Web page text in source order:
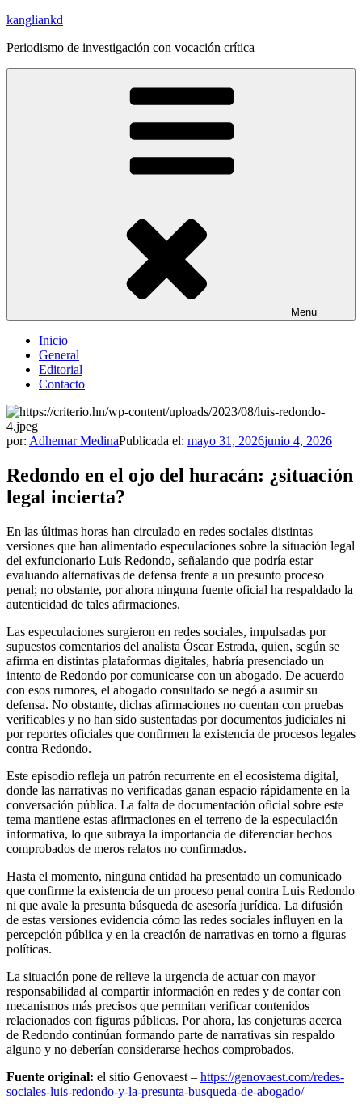
Saltar
contenido
kangliankd
Periodismo de investigación con vocación crítica
Menú
Inicio
General
Editorial
Contacto
por: Adhemar MedinaPublicada el: mayo 31, 2026junio 4, 2026
Redondo en el ojo del huracán: ¿situación
legal incierta?
En las últimas horas han circulado en redes sociales distintas
versiones que han alimentado especulaciones sobre la situación legal
del exfuncionario Luis Redondo, señalando que podría estar
evaluando alternativas de defensa frente a un presunto proceso
penal; no obstante, por ahora ninguna fuente oficial ha respaldado la
autenticidad de tales afirmaciones.
Las especulaciones surgieron en redes sociales, impulsadas por
supuestos comentarios del analista Óscar Estrada, quien, según se
afirma en distintas plataformas digitales, habría presenciado un
intento de Redondo por comunicarse con un abogado. De acuerdo
con esos rumores, el abogado consultado se negó a asumir su
defensa. No obstante, dichas afirmaciones no cuentan con pruebas
verificables y no han sido sustentadas por documentos judiciales ni
por reportes oficiales que confirmen la existencia de procesos legales
contra Redondo.
Este episodio refleja un patrón recurrente en el ecosistema digital,
donde las narrativas no verificadas ganan espacio rápidamente en la
conversación pública. La falta de documentación oficial sobre este
tema mantiene estas afirmaciones en el terreno de la especulación
informativa, lo que subraya la importancia de diferenciar hechos
comprobados de meros relatos no confirmados.
Hasta el momento, ninguna entidad ha presentado un comunicado
que confirme la existencia de un proceso penal contra Luis Redondo
ni que avale la presunta búsqueda de asesoría jurídica. La difusión
de estas versiones evidencia cómo las redes sociales influyen en la
percepción pública y en la creación de narrativas en torno a figuras
políticas.
La situación pone de relieve la urgencia de actuar con mayor
responsabilidad al compartir información en redes y de contar con
mecanismos más precisos que permitan verificar contenidos
relacionados con figuras públicas. Por ahora, las conjeturas acerca
de Redondo continúan formando parte de narrativas sin respaldo
alguno y no deberían considerarse hechos comprobados.
Fuente original: el sitio Genovaest – https://genovaest.com/redes-
sociales-luis-redondo-y-la-presunta-busqueda-de-abogado/